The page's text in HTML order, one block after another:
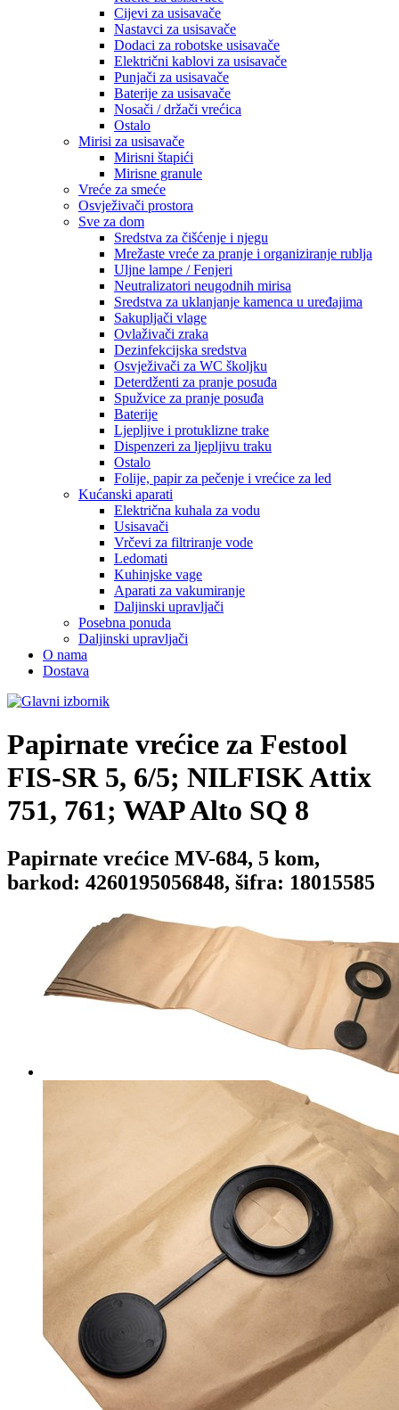
Cijevi za usisavače
Nastavci za usisavače
Dodaci za robotske usisavače
Električni kablovi za usisavače
Punjači za usisavače
Baterije za usisavače
Nosači / držači vrećica
Ostalo
Mirisi za usisavače
Mirisni štapići
Mirisne granule
Vreće za smeće
Osvježivači prostora
Sve za dom
Sredstva za čišćenje i njegu
Mrežaste vreće za pranje i organiziranje rublja
Uljne lampe / Fenjeri
Neutralizatori neugodnih mirisa
Sredstva za uklanjanje kamenca u uređajima
Sakupljači vlage
Ovlaživači zraka
Dezinfekcijska sredstva
Osvježivači za WC školjku
Deterdženti za pranje posuđa
Spužvice za pranje posuđa
Baterije
Ljepljive i protuklizne trake
Dispenzeri za ljepljivu traku
Ostalo
Folije, papir za pečenje i vrećice za led
Kućanski aparati
Električna kuhala za vodu
Usisavači
Vrčevi za filtriranje vode
Ledomati
Kuhinjske vage
Aparati za vakumiranje
Daljinski upravljači
Posebna ponuda
Daljinski upravljači
O nama
Dostava
Papirnate vrećice za Festool
FIS-SR 5, 6/5; NILFISK Attix
751, 761; WAP Alto SQ 8
Papirnate vrećice MV-684, 5 kom,
barkod: 4260195056848, šifra: 18015585